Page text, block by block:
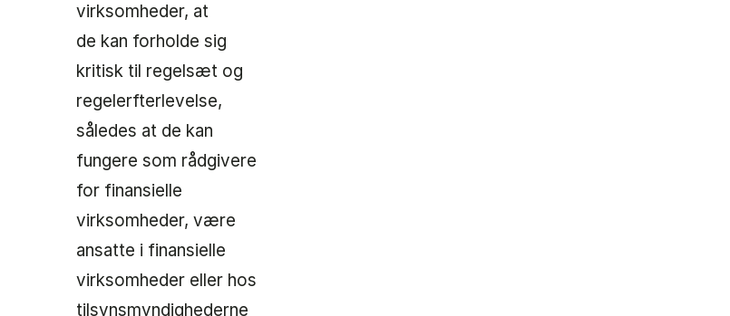
virksomheder, at
de kan forholde sig
kritisk til regelsæt og
regelerfterlevelse,
således at de kan
fungere som rådgivere
for finansielle
virksomheder, være
ansatte i finansielle
virksomheder eller hos
tilsynsmyndighederne